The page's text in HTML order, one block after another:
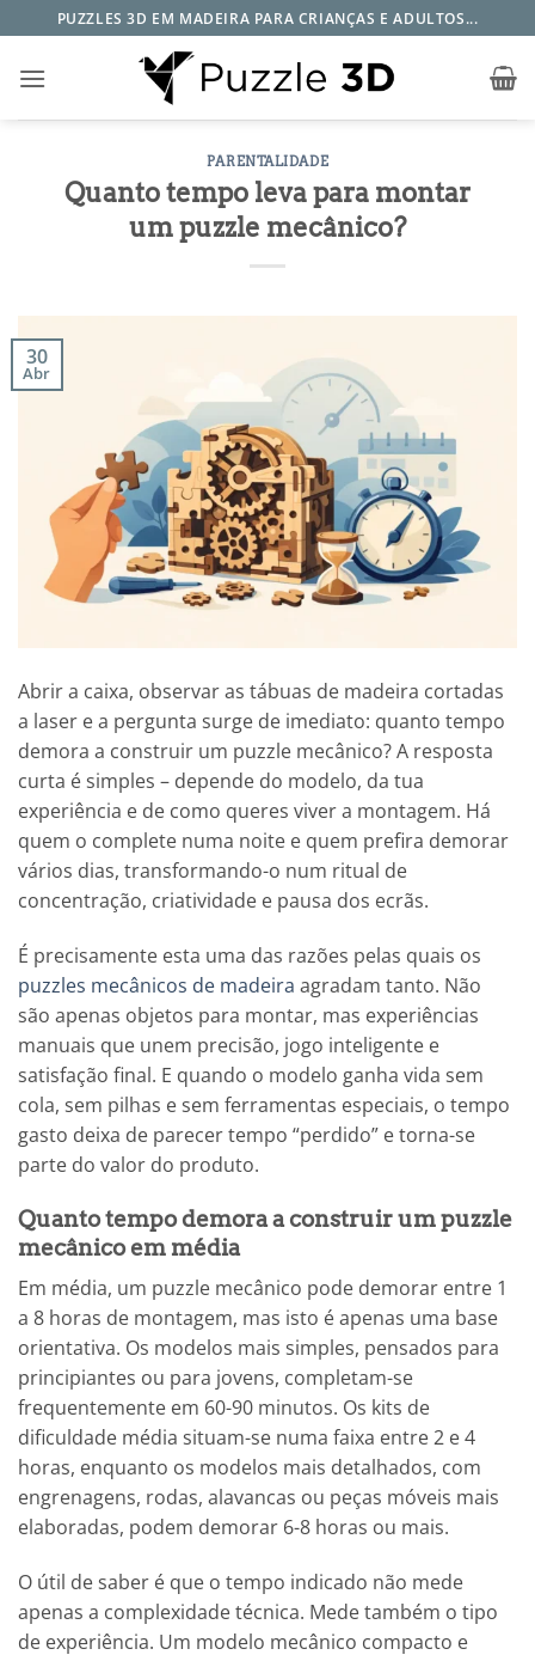
to
content
PUZZLES 3D EM MADEIRA PARA CRIANÇAS E ADULTOS...
PARENTALIDADE
Quanto tempo leva para montar
um puzzle mecânico?
30
Abr
Abrir a caixa, observar as tábuas de madeira cortadas
a laser e a pergunta surge de imediato: quanto tempo
demora a construir um puzzle mecânico? A resposta
curta é simples – depende do modelo, da tua
experiência e de como queres viver a montagem. Há
quem o complete numa noite e quem prefira demorar
vários dias, transformando-o num ritual de
concentração, criatividade e pausa dos ecrãs.
É precisamente esta uma das razões pelas quais os
puzzles mecânicos de madeira agradam tanto. Não
são apenas objetos para montar, mas experiências
manuais que unem precisão, jogo inteligente e
satisfação final. E quando o modelo ganha vida sem
cola, sem pilhas e sem ferramentas especiais, o tempo
gasto deixa de parecer tempo “perdido” e torna-se
parte do valor do produto.
Quanto tempo demora a construir um puzzle
mecânico em média
Em média, um puzzle mecânico pode demorar entre 1
a 8 horas de montagem, mas isto é apenas uma base
orientativa. Os modelos mais simples, pensados para
principiantes ou para jovens, completam-se
frequentemente em 60-90 minutos. Os kits de
dificuldade média situam-se numa faixa entre 2 e 4
horas, enquanto os modelos mais detalhados, com
engrenagens, rodas, alavancas ou peças móveis mais
elaboradas, podem demorar 6-8 horas ou mais.
O útil de saber é que o tempo indicado não mede
apenas a complexidade técnica. Mede também o tipo
de experiência. Um modelo mecânico compacto e